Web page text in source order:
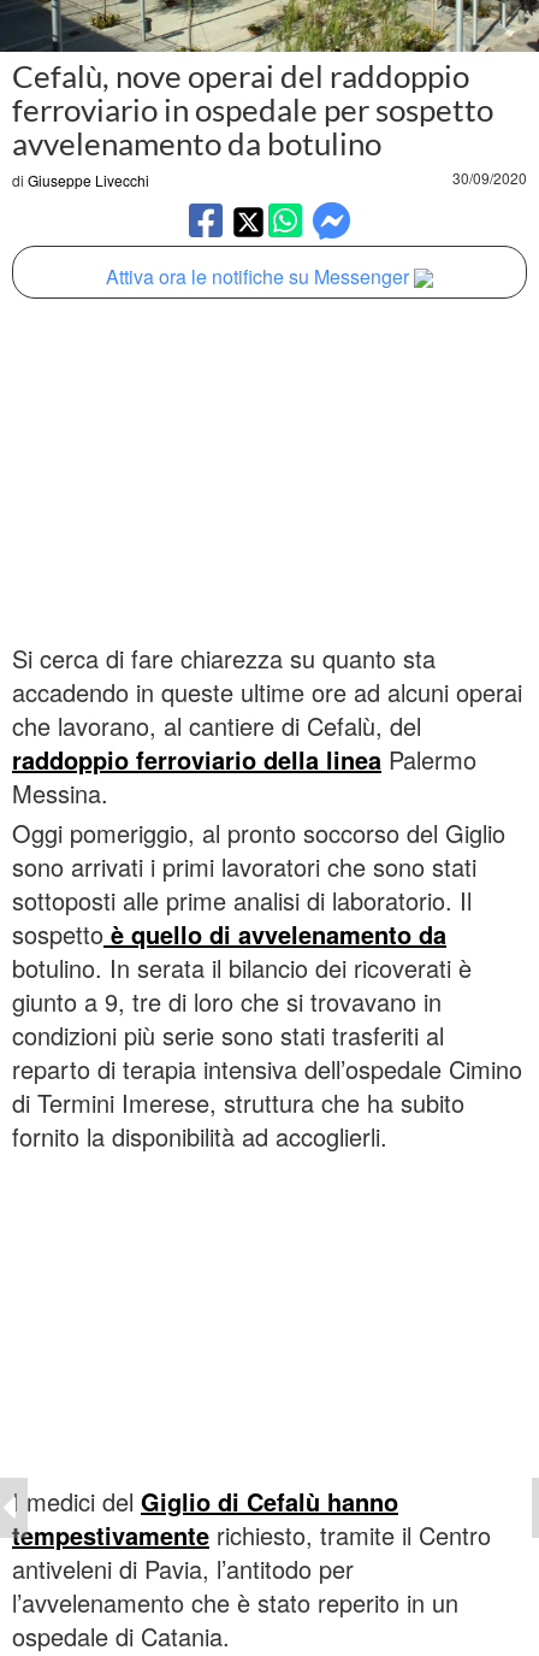
Cefalù, nove operai del raddoppio
ferroviario in ospedale per sospetto
avvelenamento da botulino
di Giuseppe Livecchi 30/09/2020
Attiva ora le notifiche su Messenger
Si cerca di fare chiarezza su quanto sta
accadendo in queste ultime ore ad alcuni operai
che lavorano, al cantiere di Cefalù, del
raddoppio ferroviario della linea Palermo
Messina.
Oggi pomeriggio, al pronto soccorso del Giglio
sono arrivati i primi lavoratori che sono stati
sottoposti alle prime analisi di laboratorio. Il
sospetto è quello di avvelenamento da
botulino. In serata il bilancio dei ricoverati è
giunto a 9, tre di loro che si trovavano in
condizioni più serie sono stati trasferiti al
reparto di terapia intensiva dell’ospedale Cimino
di Termini Imerese, struttura che ha subito
fornito la disponibilità ad accoglierli.
I medici del Giglio di Cefalù hanno
tempestivamente richiesto, tramite il Centro
antiveleni di Pavia, l’antitodo per
l’avvelenamento che è stato reperito in un
ospedale di Catania.